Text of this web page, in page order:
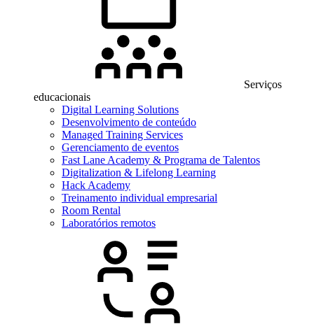
Serviços
educacionais
Digital Learning Solutions
Desenvolvimento de conteúdo
Managed Training Services
Gerenciamento de eventos
Fast Lane Academy & Programa de Talentos
Digitalization & Lifelong Learning
Hack Academy
Treinamento individual empresarial
Room Rental
Laboratórios remotos